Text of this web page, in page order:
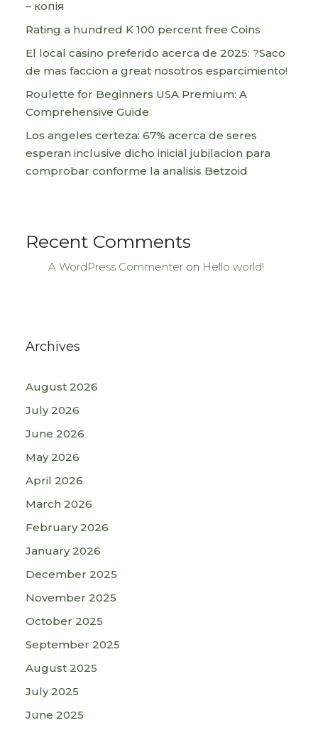
– копія
Rating a hundred K 100 percent free Coins
El local casino preferido acerca de 2025: ?Saco
de mas faccion a great nosotros esparcimiento!
Roulette for Beginners USA Premium: A
Comprehensive Guide
Los angeles certeza: 67% acerca de seres
esperan inclusive dicho inicial jubilacion para
comprobar conforme la analisis Betzoid
Recent Comments
A WordPress Commenter on Hello world!
Archives
August 2026
July 2026
June 2026
May 2026
April 2026
March 2026
February 2026
January 2026
December 2025
November 2025
October 2025
September 2025
August 2025
July 2025
June 2025